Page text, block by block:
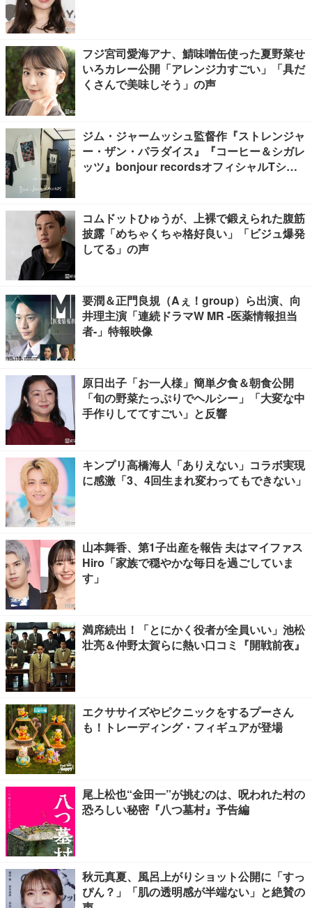
フジ宮司愛海アナ、鯖味噌缶使った夏野菜せ
いろカレー公開「アレンジ力すごい」「具だ
くさんで美味しそう」の声
ジム・ジャームッシュ監督作『ストレンジャ
ー・ザン・パラダイス』『コーヒー＆シガレ
ッツ』bonjour recordsオフィシャルTシャ
コムドットひゅうが、上裸で鍛えられた腹筋
披露「めちゃくちゃ格好良い」「ビジュ爆発
してる」の声
要潤＆正門良規（Aぇ！group）ら出演、向
井理主演「連続ドラマW MR -医薬情報担当
者-」特報映像
原日出子「お一人様」簡単夕食＆朝食公開
「旬の野菜たっぷりでヘルシー」「大変な中
手作りしててすごい」と反響
キンプリ高橋海人「ありえない」コラボ実現
に感激「3、4回生まれ変わってもできない」
山本舞香、第1子出産を報告 夫はマイファス
Hiro「家族で穏やかな毎日を過ごしていま
す」
満席続出！「とにかく役者が全員いい」池松
壮亮＆仲野太賀らに熱い口コミ『開戦前夜』
エクササイズやピクニックをするプーさん
も！トレーディング・フィギュアが登場
尾上松也“金田一”が挑むのは、呪われた村の
恐ろしい秘密『八つ墓村』予告編
秋元真夏、風呂上がりショット公開に「すっ
ぴん？」「肌の透明感が半端ない」と絶賛の